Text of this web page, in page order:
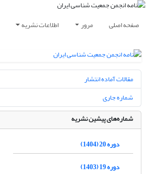
صفحه اصلی مرور اطلاعات نشریه
مقالات آماده انتشار
شماره جاری
شماره‌های پیشین نشریه
دوره 20 (1404)
دوره 19 (1403)